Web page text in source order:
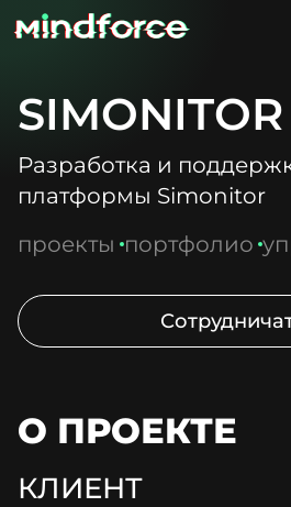
SIMONITOR
Разработка и
платформы Simonitor
проекты портфолио
О ПРОЕКТЕ
КЛИЕНТ